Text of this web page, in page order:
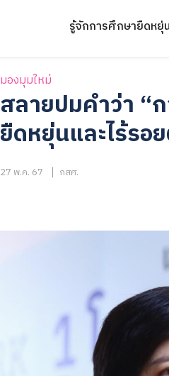
รู้จักการศึกษายืดหยุ่
มองมุมใหม่
สลายปมคำว่า “
ยืดหยุ่นและไร้รอ
27 พ.ค. 67 กสศ.